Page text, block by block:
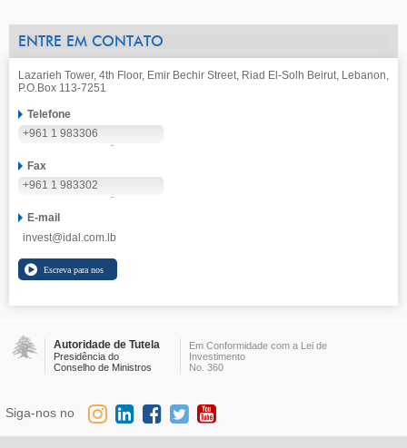
ENTRE EM CONTATO
Lazarieh Tower, 4th Floor, Emir Bechir Street, Riad El-Solh Beirut, Lebanon,
P.O.Box 113-7251
Telefone
+961 1 983306
Fax
+961 1 983302
E-mail
invest@idal.com.lb
Autoridade de Tutela
Presidência do
Conselho de Ministros
Em Conformidade com a Lei de
Investimento
No. 360
Siga-nos no